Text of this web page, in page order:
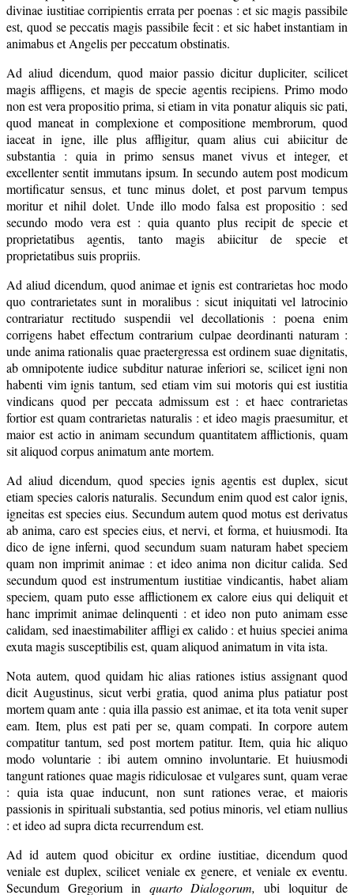
divinae iustitiae corripientis errata per poenas : et sic magis passibile
est, quod se peccatis magis passibile fecit : et sic habet instantiam in
animabus et Angelis per peccatum obstinatis.
Ad aliud dicendum, quod maior passio dicitur dupliciter, scilicet
magis affligens, et magis de specie agentis recipiens. Primo modo
non est vera propositio prima, si etiam in vita ponatur aliquis sic pati,
quod maneat in complexione et compositione membrorum, quod
iaceat in igne, ille plus affligitur, quam alius cui abiicitur de
substantia : quia in primo sensus manet vivus et integer, et
excellenter sentit immutans ipsum. In secundo autem post modicum
mortificatur sensus, et tunc minus dolet, et post parvum tempus
moritur et nihil dolet. Unde illo modo falsa est propositio : sed
secundo modo vera est : quia quanto plus recipit de specie et
proprietatibus agentis, tanto magis abiicitur de specie et
proprietatibus suis propriis.
Ad aliud dicendum, quod animae et ignis est contrarietas hoc modo
quo contrarietates sunt in moralibus : sicut iniquitati vel latrocinio
contrariatur rectitudo suspendii vel decollationis : poena enim
corrigens habet effectum contrarium culpae deordinanti naturam :
unde anima rationalis quae praetergressa est ordinem suae dignitatis,
ab omnipotente iudice subditur naturae inferiori se, scilicet igni non
habenti vim ignis tantum, sed etiam vim sui motoris qui est iustitia
vindicans quod per peccata admissum est : et haec contrarietas
fortior est quam contrarietas naturalis : et ideo magis praesumitur, et
maior est actio in animam secundum quantitatem afflictionis, quam
sit aliquod corpus animatum ante mortem.
Ad aliud dicendum, quod species ignis agentis est duplex, sicut
etiam species caloris naturalis. Secundum enim quod est calor ignis,
igneitas est species eius. Secundum autem quod motus est derivatus
ab anima, caro est species eius, et nervi, et forma, et huiusmodi. Ita
dico de igne inferni, quod secundum suam naturam habet speciem
quam non imprimit animae : et ideo anima non dicitur calida. Sed
secundum quod est instrumentum iustitiae vindicantis, habet aliam
speciem, quam puto esse afflictionem ex calore eius qui deliquit et
hanc imprimit animae delinquenti : et ideo non puto animam esse
calidam, sed inaestimabiliter affligi ex calido : et huius speciei anima
exuta magis susceptibilis est, quam aliquod animatum in vita ista.
Nota autem, quod quidam hic alias rationes istius assignant quod
dicit Augustinus, sicut verbi gratia, quod anima plus patiatur post
mortem quam ante : quia illa passio est animae, et ita tota venit super
eam. Item, plus est pati per se, quam compati. In corpore autem
compatitur tantum, sed post mortem patitur. Item, quia hic aliquo
modo voluntarie : ibi autem omnino involuntarie. Et huiusmodi
tangunt rationes quae magis ridiculosae et vulgares sunt, quam verae
: quia ista quae inducunt, non sunt rationes verae, et maioris
passionis in spirituali substantia, sed potius minoris, vel etiam nullius
: et ideo ad supra dicta recurrendum est.
Ad id autem quod obicitur ex ordine iustitiae, dicendum quod
veniale est duplex, scilicet veniale ex genere, et veniale ex eventu.
Secundum Gregorium in quarto Dialogorum, ubi loquitur de